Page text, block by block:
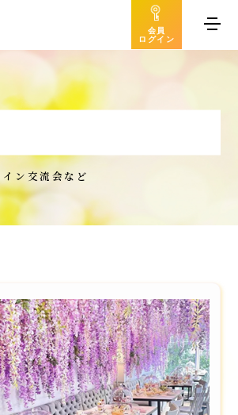
会員
ログイン
ン交流会など